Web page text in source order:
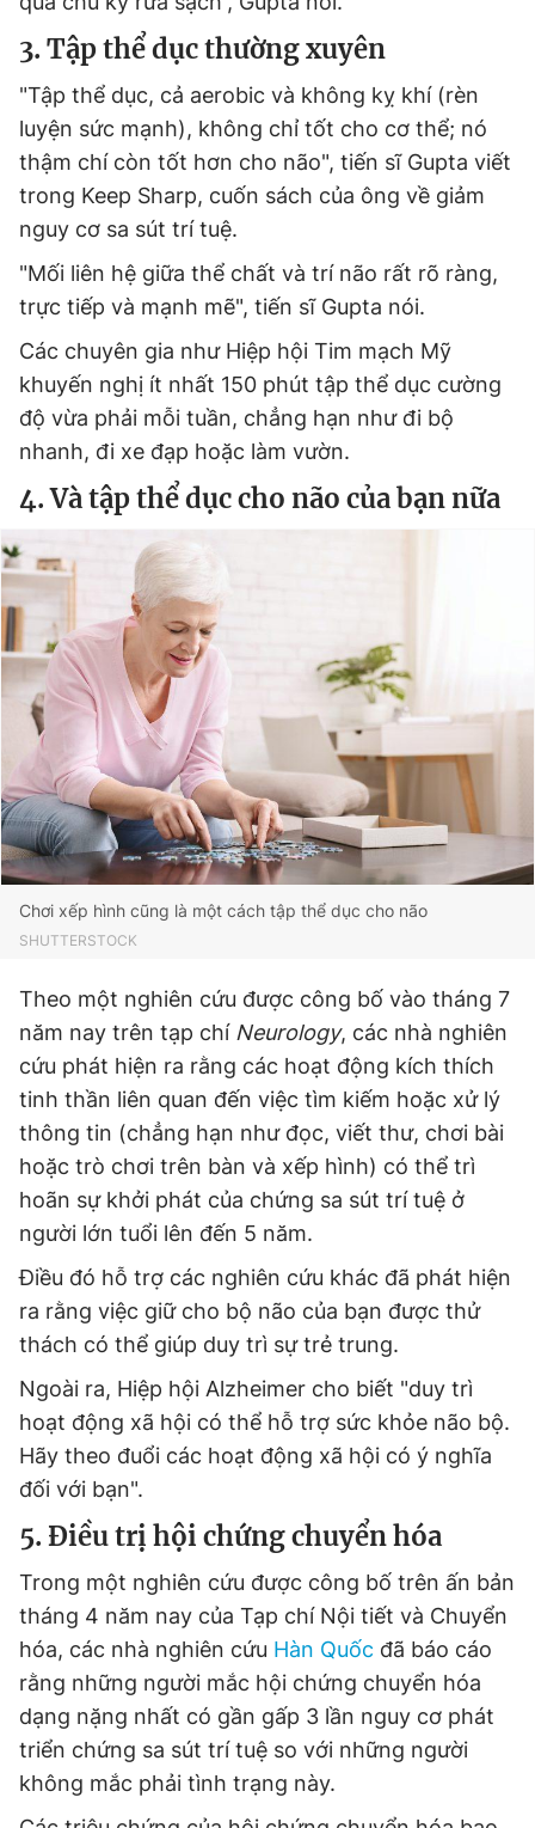
3. Tập thể dục thường xuyên
"Tập thể dục, cả aerobic và không kỵ khí (rèn
luyện sức mạnh), không chỉ tốt cho cơ thể; nó
thậm chí còn tốt hơn cho não", tiến sĩ Gupta viết
trong Keep Sharp, cuốn sách của ông về giảm
nguy cơ sa sút trí tuệ.
"Mối liên hệ giữa thể chất và trí não rất rõ ràng,
trực tiếp và mạnh mẽ", tiến sĩ Gupta nói.
Các chuyên gia như Hiệp hội Tim mạch Mỹ
khuyến nghị ít nhất 150 phút tập thể dục cường
độ vừa phải mỗi tuần, chẳng hạn như đi bộ
nhanh, đi xe đạp hoặc làm vườn.
4. Và tập thể dục cho não của bạn nữa
Chơi xếp hình cũng là một cách tập thể dục cho não
SHUTTERSTOCK
Theo một nghiên cứu được công bố vào tháng 7
năm nay trên tạp chí Neurology, các nhà nghiên
cứu phát hiện ra rằng các hoạt động kích thích
tinh thần liên quan đến việc tìm kiếm hoặc xử lý
thông tin (chẳng hạn như đọc, viết thư, chơi bài
hoặc trò chơi trên bàn và xếp hình) có thể trì
hoãn sự khởi phát của chứng sa sút trí tuệ ở
người lớn tuổi lên đến 5 năm.
Điều đó hỗ trợ các nghiên cứu khác đã phát hiện
ra rằng việc giữ cho bộ não của bạn được thử
thách có thể giúp duy trì sự trẻ trung.
Ngoài ra, Hiệp hội Alzheimer cho biết "duy trì
hoạt động xã hội có thể hỗ trợ sức khỏe não bộ.
Hãy theo đuổi các hoạt động xã hội có ý nghĩa
đối với bạn".
5. Điều trị hội chứng chuyển hóa
Trong một nghiên cứu được công bố trên ấn bản
tháng 4 năm nay của Tạp chí Nội tiết và Chuyển
hóa, các nhà nghiên cứu Hàn Quốc đã báo cáo
rằng những người mắc hội chứng chuyển hóa
dạng nặng nhất có gần gấp 3 lần nguy cơ phát
triển chứng sa sút trí tuệ so với những người
không mắc phải tình trạng này.